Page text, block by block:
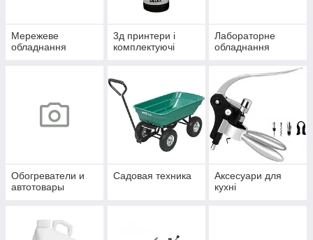
Мережеве
обладнання
3д принтери і
комплектуючі
Лабораторне
обладнання
Обогреватели и
автотовары
Садовая техника
Аксесуари для
кухні